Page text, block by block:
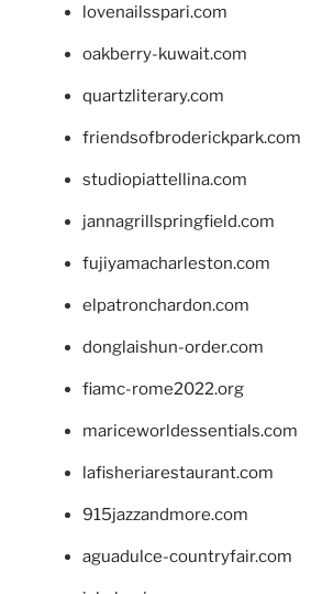
lovenailsspari.com
oakberry-kuwait.com
quartzliterary.com
friendsofbroderickpark.com
studiopiattellina.com
jannagrillspringfield.com
fujiyamacharleston.com
elpatronchardon.com
donglaishun-order.com
fiamc-rome2022.org
mariceworldessentials.com
lafisheriarestaurant.com
915jazzandmore.com
aguadulce-countryfair.com